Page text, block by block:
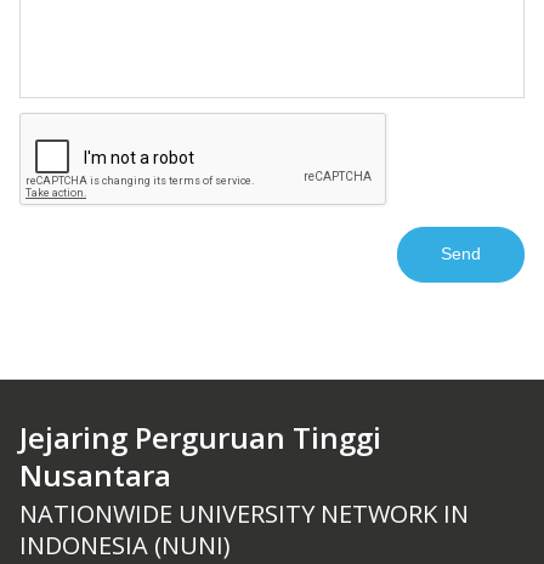
Jejaring Perguruan Tinggi
Nusantara
NATIONWIDE UNIVERSITY NETWORK IN
INDONESIA (NUNI)